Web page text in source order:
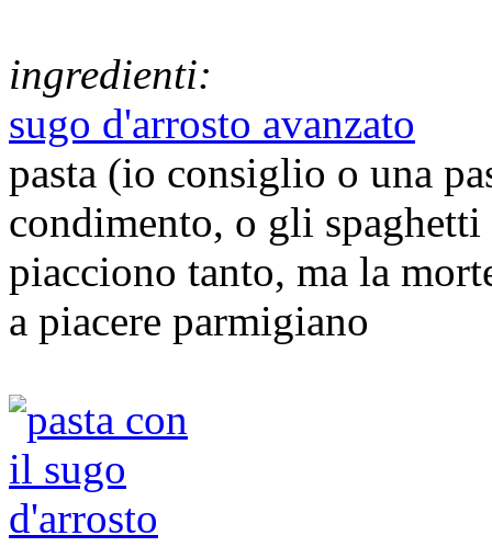
ingredienti:
sugo d'arrosto avanzato
pasta (io consiglio o una
condimento, o gli
piacciono tanto, ma la
a piacere parmigiano